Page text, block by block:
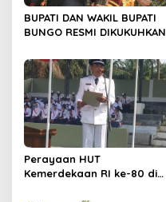
BUPATI DAN WAKIL BUPATI
BUNGO RESMI DIKUKUHKAN
BUNDO KANDUNG
Perayaan HUT
Kemerdekaan RI ke-80 di